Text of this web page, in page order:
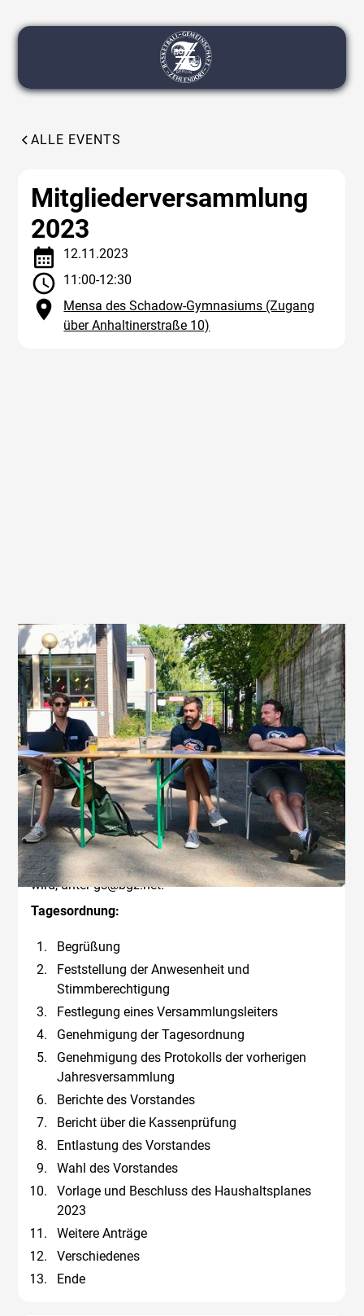
ALLE EVENTS
Mitgliederversammlung
2023
12.11 .2023
11:00-12:30
Mensa des Schadow-Gymnasiums (Zugang
über Anhaltinerstraße 10)
Der Vorstand der Basketball-Gemeinschaft-Berlin
Zehlendorf e.V. lädt alle Mitglieder zur
Mitgliederversammlung 2023 ein. Diese findet am
Sonntag, 12. November 2023 um 11 Uhr in der
Mensa der Schadow-Oberschule(Zugang über
Anhaltinerstr. 10, 14163 Berlin und dann über den
Schulhof) statt.
Um den für die Durchführung benötigen Platz sowie
Verpflegung planen und vorbereiten zu können,
bitten wir um eine freiwillige Anmeldung zur
Teilnahme bei Spond bzw. wenn dies nicht genutzt
wird, unter gs@bgz.net.
Tagesordnung:
Begrüßung
Feststellung der Anwesenheit und
Stimmberechtigung
Festlegung eines Versammlungsleiters
Genehmigung der Tagesordnung
Genehmigung des Protokolls der vorherigen
Jahresversammlung
Berichte des Vorstandes
Bericht über die Kassenprüfung
Entlastung des Vorstandes
Wahl des Vorstandes
Vorlage und Beschluss des Haushaltsplanes
2023
Weitere Anträge
Verschiedenes
Ende